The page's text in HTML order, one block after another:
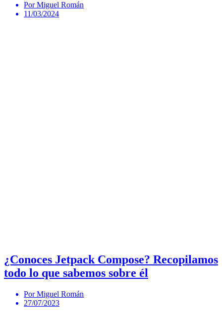
Por Miguel Román
11/03/2024
¿Conoces Jetpack Compose? Recopilamos
todo lo que sabemos sobre él
Por Miguel Román
27/07/2023